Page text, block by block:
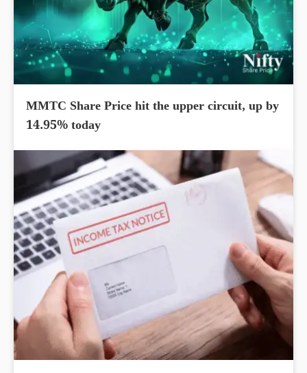
MMTC Share Price hit the upper circuit, up by
14.95% today